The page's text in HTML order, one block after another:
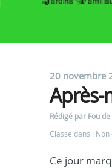
20 novembre
Après-
Rédigé par Fou
Classé dans : Non
Ce jour